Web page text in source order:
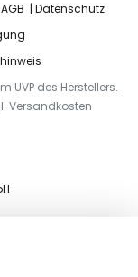
AGB
Datenschutz
UVP des Herstellers.
Versandkosten